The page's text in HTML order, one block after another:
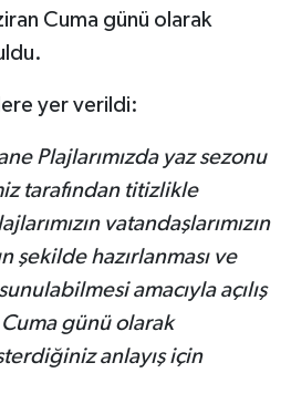
Cuma günü olarak
yer verildi:
Plajlarımızda yaz sezonu
tarafından titizlikle
vatandaşlarımızın
şekilde hazırlanması ve
amacıyla açılış
günü olarak
anlayış için